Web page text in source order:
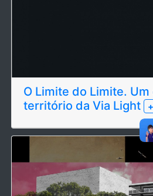
O Limite do Limite. Um
território da Via Light
+